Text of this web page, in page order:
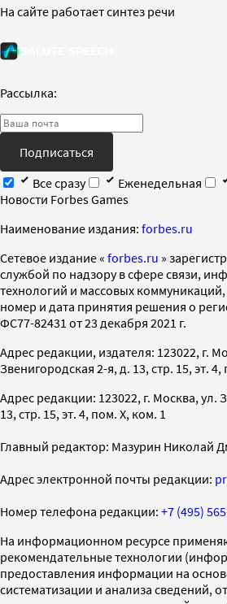
На сайте работает синтез речи
Рассылка:
Подписаться
Все сразу
Еженедельная
Новости Forbes Games
Наименование издания: forbes.ru
Cетевое издание « forbes.ru »
службой по надзору в сфере связи,
технологий и массовых
номер и дата принятия решения о
ФС77-82431 от 23 декабря 2021 г.
Адрес редакции, издателя: 123022, г.
Звенигородская 2-я, д. 13, стр. 15, эт. 4,
Адрес редакции: 123022, г. Москва, ул.
13, стр. 15, эт. 4, пом. X, ком. 1
Главный редактор: Мазурин Николай
Адрес электронной почты редакции:
Номер телефона редакции: +7 (495)
На информационном ресурсе
рекомендательные технологии
предоставления информации на
систематизации и анализа сведений,